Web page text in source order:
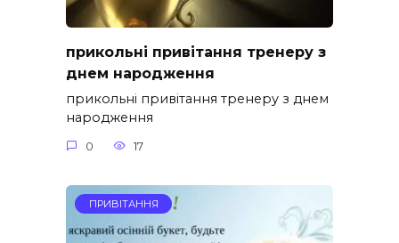
прикольні привітання тренеру з
днем народження
прикольні привітання тренеру з днем
народження
0 17
ПРИВІТАННЯ